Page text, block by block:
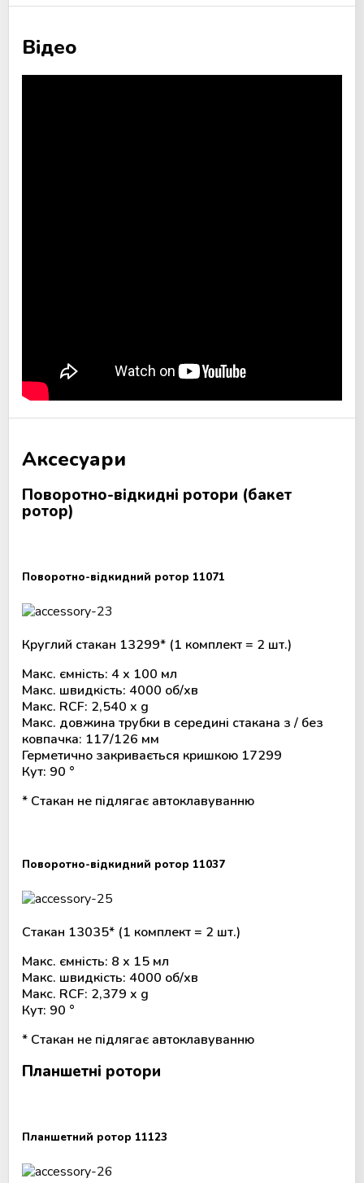
Відео
Аксесуари
Поворотно-відкидні ротори (бакет
ротор)
Поворотно-відкидний ротор 11071
Круглий стакан 13299* (1 комплект = 2 шт.)
Макс. ємність: 4 х 100 мл
Макс. швидкість: 4000 об/хв
Макс. RCF: 2,540 x g
Макс. довжина трубки в середині стакана з / без
ковпачка: 117/126 мм
Герметично закривається кришкою 17299
Кут: 90 °
* Стакан не підлягає автоклавуванню
Поворотно-відкидний ротор 11037
Стакан 13035* (1 комплект = 2 шт.)
Макс. ємність: 8 х 15 мл
Макс. швидкість: 4000 об/хв
Макс. RCF: 2,379 x g
Кут: 90 °
* Стакан не підлягає автоклавуванню
Планшетні ротори
Планшетний ротор 11123